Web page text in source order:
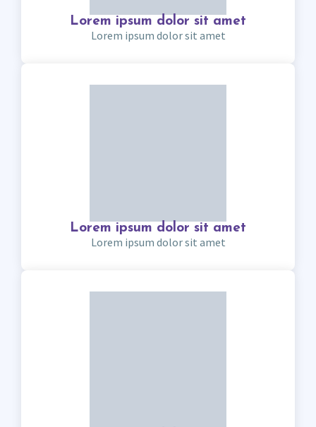
Lorem ipsum dolor sit amet
Lorem ipsum dolor sit amet
Lorem ipsum dolor sit amet
Lorem ipsum dolor sit amet